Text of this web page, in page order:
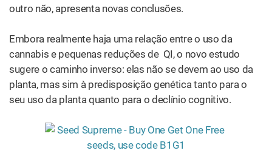
outro não, apresenta novas conclusões.
Embora realmente haja uma relação entre o uso da
cannabis e pequenas reduções de QI, o novo estudo
sugere o caminho inverso: elas não se devem ao uso da
planta, mas sim à predisposição genética tanto para o
seu uso da planta quanto para o declínio cognitivo.